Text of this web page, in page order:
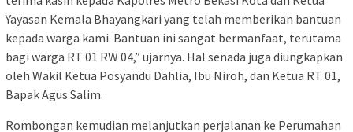
Yayasan Kemala Bhayangkari yang telah memberikan bantuan
kepada warga kami. Bantuan ini sangat bermanfaat, terutama
bagi warga RT 01 RW 04,” ujarnya. Hal senada juga diungkapkan
oleh Wakil Ketua Posyandu Dahlia, Ibu Niroh, dan Ketua RT 01,
Bapak Agus Salim.
Rombongan kemudian melanjutkan perjalanan ke Perumahan